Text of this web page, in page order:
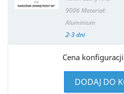
9006Materiał:
Aluminium
2-3 dni
Cena
DODAJ DO